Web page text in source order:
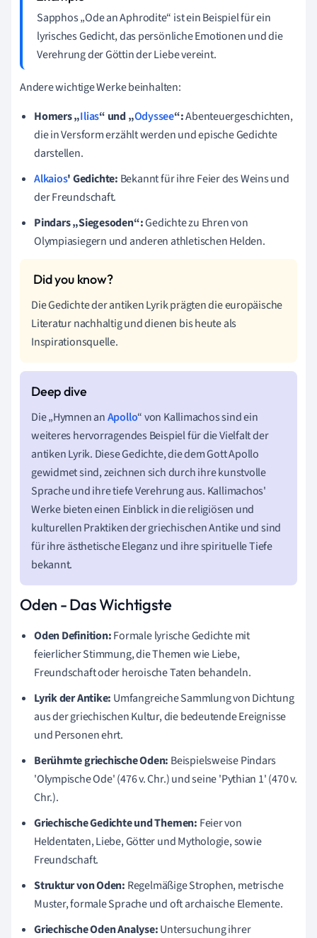
Sapphos „Ode an Aphrodite“ ist ein Beispiel für ein
lyrisches Gedicht, das persönliche Emotionen und die
Verehrung der Göttin der Liebe vereint.
Andere wichtige Werke beinhalten:
Homers „Ilias“ und „Odyssee“:Abenteuergeschichten,
die in Versform erzählt werden und epische Gedichte
darstellen.
Alkaios' Gedichte: Bekannt für ihre Feier des Weins und
der Freundschaft.
Pindars „Siegesoden“:Gedichte zu Ehren von
Olympiasiegern und anderen athletischen Helden.
Die Gedichte der antiken Lyrik prägten die europäische
Literatur nachhaltig und dienen bis heute als
Inspirationsquelle.
Die „Hymnen anApollo“ von Kallimachos sind ein
weiteres hervorragendes Beispiel für die Vielfalt der
antiken Lyrik. Diese Gedichte, die dem Gott Apollo
gewidmet sind, zeichnen sich durch ihre kunstvolle
Sprache und ihre tiefe Verehrung aus. Kallimachos'
Werke bieten einen Einblick in die religiösen und
kulturellen Praktiken der griechischen Antike und sind
für ihre ästhetische Eleganz und ihre spirituelle Tiefe
bekannt.
Oden - Das Wichtigste
Oden Definition:Formale lyrische Gedichte mit
feierlicher Stimmung, die Themen wie Liebe,
Freundschaft oder heroische Taten behandeln.
Lyrik der Antike: Umfangreiche Sammlung von Dichtung
aus der griechischen Kultur, die bedeutende Ereignisse
und Personen ehrt.
Berühmte griechische Oden: Beispielsweise Pindars
'Olympische Ode' (476 v. Chr.) und seine 'Pythian 1' (470 v.
Chr.).
Griechische Gedichte und Themen: Feier von
Heldentaten, Liebe, Götter und Mythologie, sowie
Freundschaft.
Struktur von Oden: Regelmäßige Strophen, metrische
Muster, formale Sprache und oft archaische Elemente.
Griechische Oden Analyse:Untersuchung ihrer